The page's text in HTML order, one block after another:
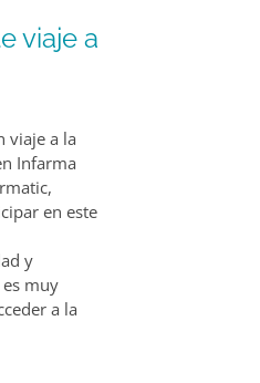
viaje a
viaje a la
Infarma
en este
y
muy
a la